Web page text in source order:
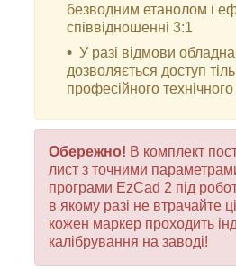
безводним етанолом і
співвідношенні 3:1
У разі відмови
дозволяється доступ
професійного
Обережно! В комплект
лист з точними
програми EzCad 2 під
в якому разі не втрачайте
кожен маркер проходить
калібрування на заводі!